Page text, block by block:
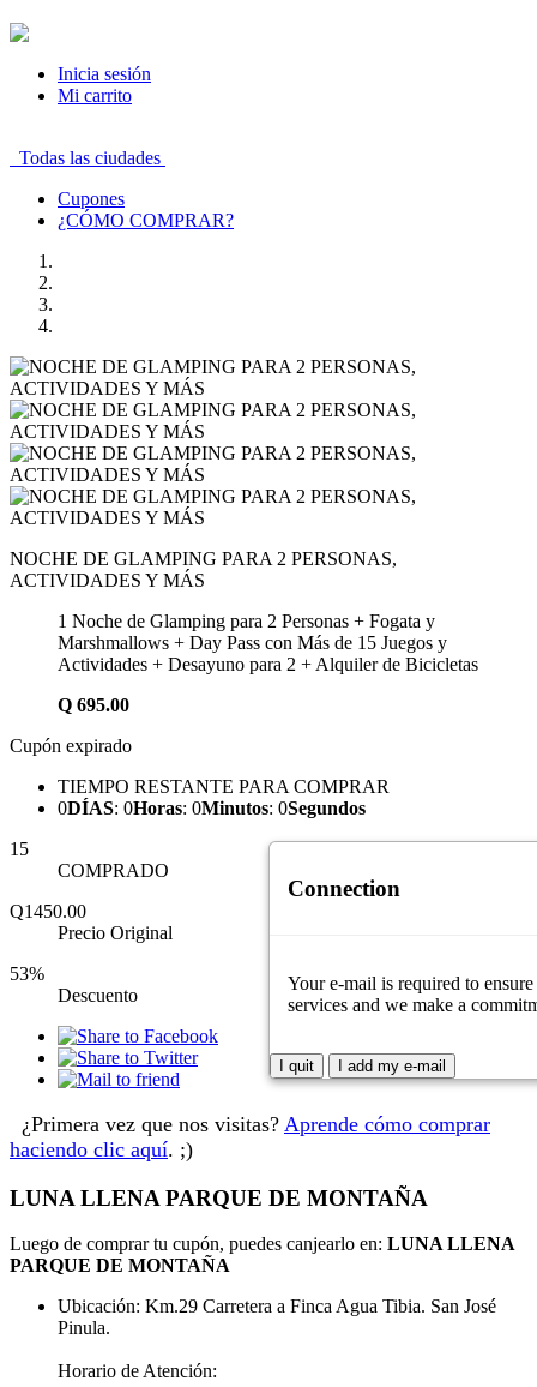
Inicia sesión
Mi carrito
Todas las ciudades
Cupones
¿CÓMO COMPRAR?
NOCHE DE GLAMPING PARA 2 PERSONAS,
ACTIVIDADES Y MÁS
1 Noche de Glamping para 2 Personas + Fogata y
Marshmallows + Day Pass con Más de 15 Juegos y
Actividades + Desayuno para 2 + Alquiler de Bicicletas
Q 695.00
Cupón expirado
TIEMPO RESTANTE PARA COMPRAR
0DÍAS: 0Horas: 0Minutos: 0Segundos
15
COMPRADO
Q1450.00
Precio Original
53%
Descuento
¿Primera vez que nos visitas? Aprende cómo comprar
haciendo clic aquí. ;)
LUNA LLENA PARQUE DE MONTAÑA
Luego de comprar tu cupón, puedes canjearlo en: LUNA LLENA
PARQUE DE MONTAÑA
Ubicación: Km.29 Carretera a Finca Agua Tibia. San José
Pinula.
Horario de Atención:
Connection
Your e-mail is required to
services and we make a
I quit I add my e-mail